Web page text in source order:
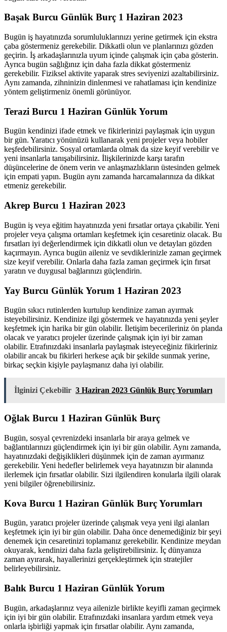
Başak Burcu Günlük Burç 1 Haziran 2023
Bugün iş hayatınızda sorumluluklarınızı yerine getirmek için ekstra
çaba göstermeniz gerekebilir. Dikkatli olun ve planlarınızı gözden
geçirin. İş arkadaşlarınızla uyum içinde çalışmak için çaba gösterin.
Ayrıca bugün sağlığınız için daha fazla dikkat göstermeniz
gerekebilir. Fiziksel aktivite yaparak stres seviyenizi azaltabilirsiniz.
Aynı zamanda, zihninizin dinlenmesi ve rahatlaması için kendinize
yöntem geliştirmeniz önemli görünüyor.
Terazi Burcu 1 Haziran Günlük Yorum
Bugün kendinizi ifade etmek ve fikirlerinizi paylaşmak için uygun
bir gün. Yaratıcı yönünüzü kullanarak yeni projeler veya hobiler
keşfedebilirsiniz. Sosyal ortamlarda olmak da size keyif verebilir ve
yeni insanlarla tanışabilirsiniz. İlişkilerinizde karşı tarafın
düşüncelerine de önem verin ve anlaşmazlıkların üstesinden gelmek
için empati yapın. Bugün aynı zamanda harcamalarınıza da dikkat
etmeniz gerekebilir.
Akrep Burcu 1 Haziran 2023
Bugün iş veya eğitim hayatınızda yeni fırsatlar ortaya çıkabilir. Yeni
projeler veya çalışma ortamları keşfetmek için cesaretiniz olacak. Bu
fırsatları iyi değerlendirmek için dikkatli olun ve detayları gözden
kaçırmayın. Ayrıca bugün aileniz ve sevdiklerinizle zaman geçirmek
size keyif verebilir. Onlarla daha fazla zaman geçirmek için fırsat
yaratın ve duygusal bağlarınızı güçlendirin.
Yay Burcu Günlük Yorum 1 Haziran 2023
Bugün sıkıcı rutinlerden kurtulup kendinize zaman ayırmak
isteyebilirsiniz. Kendinize ilgi göstermek ve hayatınızda yeni şeyler
keşfetmek için harika bir gün olabilir. İletişim becerileriniz ön planda
olacak ve yaratıcı projeler üzerinde çalışmak için iyi bir zaman
olabilir. Etrafınızdaki insanlarla paylaşmak isteyeceğiniz fikirleriniz
olabilir ancak bu fikirleri herkese açık bir şekilde sunmak yerine,
birkaç seçkin kişiyle paylaşmanız daha iyi olabilir.
İlginizi Çekebilir 3 Haziran 2023 Günlük Burç Yorumları
Oğlak Burcu 1 Haziran Günlük Burç
Bugün, sosyal çevrenizdeki insanlarla bir araya gelmek ve
bağlantılarınızı güçlendirmek için iyi bir gün olabilir. Aynı zamanda,
hayatınızdaki değişiklikleri düşünmek için de zaman ayırmanız
gerekebilir. Yeni hedefler belirlemek veya hayatınızın bir alanında
ilerlemek için fırsatlar olabilir. Sizi ilgilendiren konularla ilgili olarak
yeni bilgiler öğrenebilirsiniz.
Kova Burcu 1 Haziran Günlük Burç Yorumları
Bugün, yaratıcı projeler üzerinde çalışmak veya yeni ilgi alanları
keşfetmek için iyi bir gün olabilir. Daha önce denemediğiniz bir şeyi
denemek için cesaretinizi toplamanız gerekebilir. Kendinize meydan
okuyarak, kendinizi daha fazla geliştirebilirsiniz. İç dünyanıza
zaman ayırarak, hayallerinizi gerçekleştirmek için stratejiler
belirleyebilirsiniz.
Balık Burcu 1 Haziran Günlük Yorum
Bugün, arkadaşlarınız veya ailenizle birlikte keyifli zaman geçirmek
için iyi bir gün olabilir. Etrafınızdaki insanlara yardım etmek veya
onlarla işbirliği yapmak için fırsatlar olabilir. Aynı zamanda,